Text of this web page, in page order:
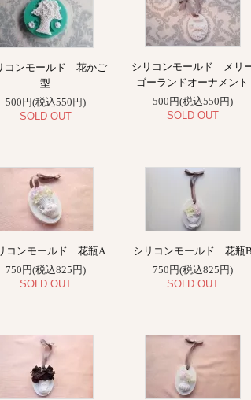
コンモールド 花かご
型
500円(税込550円)
SOLD OUT
シリコンモールド メリ
ゴーランドオーナメント
500円(税込550円)
SOLD OUT
コンモールド 花瓶A
750円(税込825円)
SOLD OUT
シリコンモールド 花瓶B
750円(税込825円)
SOLD OUT